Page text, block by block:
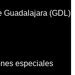
Guadalajara (GDL)
especiales